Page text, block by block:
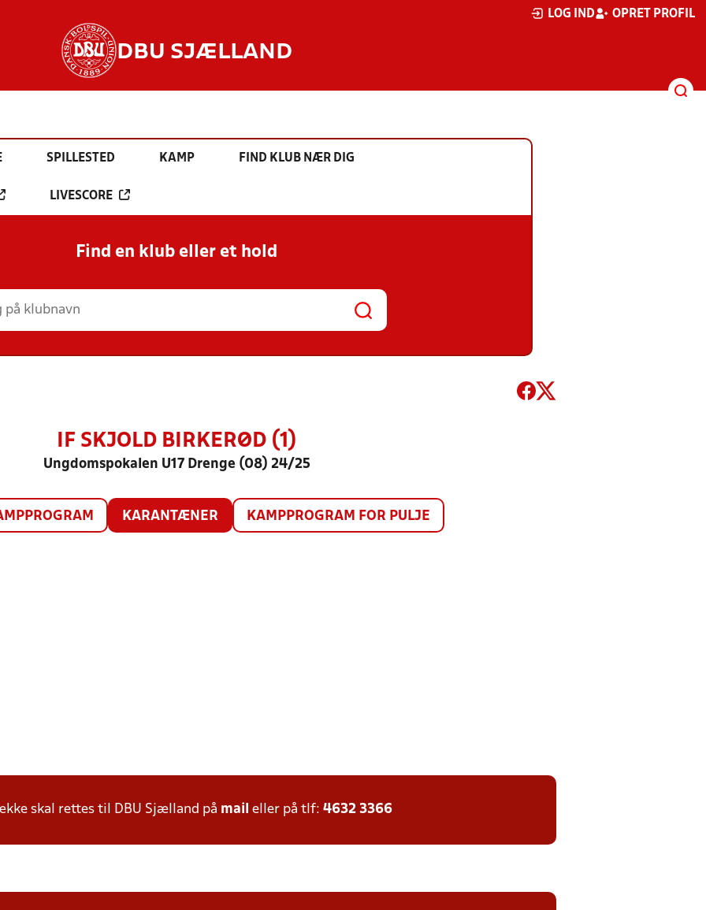
LOG IND OPRET PROFIL
DBU SJÆLLAND
SPILLESTED KAMP FIND KLUB NÆR DIG
LIVESCORE
Find en klub eller et hold
IF SKJOLD BIRKERØD (1)
Ungdomspokalen U17 Drenge (08) 24/25
KARANTÆNER KAMPPROGRAM FOR PULJE
skal rettes til DBU Sjælland på mail eller på tlf: 4632 3366